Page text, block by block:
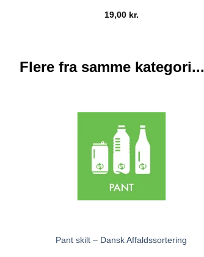
19,00 kr.
Flere fra samme kategori...
Pant skilt – Dansk Affaldssortering